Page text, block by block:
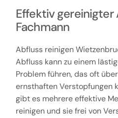
Effektiv gereinigter
Fachmann
Abfluss reinigen
Abfluss kann zu einem
Problem führen, das oft
ernsthaften Verstopfungen
gibt es mehrere effektive
reinigen und sie frei von